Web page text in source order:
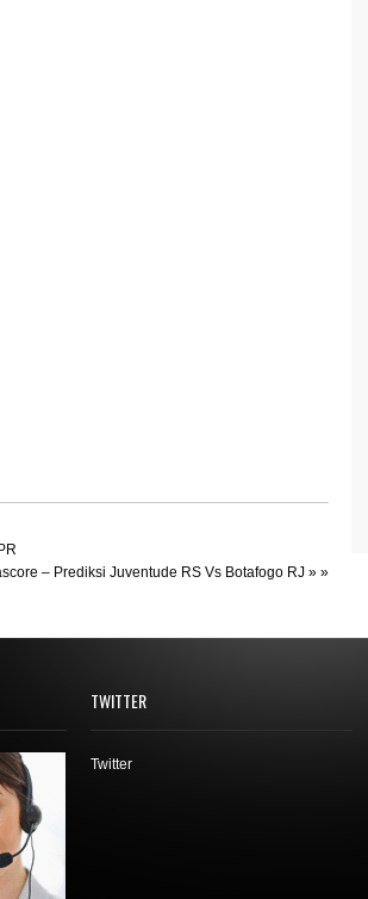
– Prediksi Juventude RS Vs Botafogo RJ » »
TWITTER
Twitter